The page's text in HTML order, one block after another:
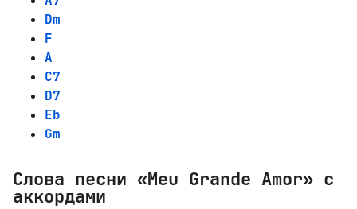
Dm
F
A
C7
D7
Eb
Gm
Слова песни «Meu Grande Amor» с
аккордами